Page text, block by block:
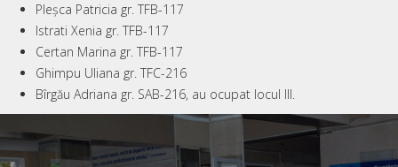
Pleșca Patricia gr. TFB-117
Istrati Xenia gr. TFB-117
Certan Marina gr. TFB-117
Ghimpu Uliana gr. TFC-216
Bîrgău Adriana gr. SAB-216, au ocupat locul III.